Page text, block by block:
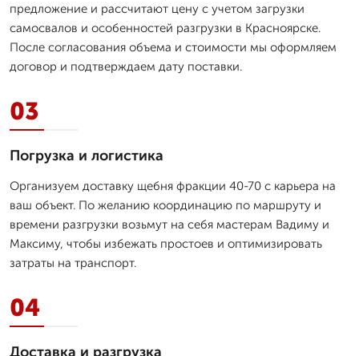
предложение и рассчитают цену с учетом загрузки
самосвалов и особенностей разгрузки в Красноярске.
После согласования объема и стоимости мы оформляем
договор и подтверждаем дату поставки.
03
Погрузка и логистика
Организуем доставку щебня фракции 40-70 с карьера на
ваш объект. По желанию координацию по маршруту и
времени разгрузки возьмут на себя мастерам Вадиму и
Максиму, чтобы избежать простоев и оптимизировать
затраты на транспорт.
04
Доставка и разгрузка